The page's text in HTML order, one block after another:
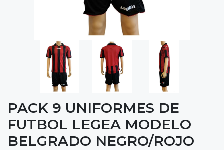
PACK 9 UNIFORMES DE
FUTBOL LEGEA MODELO
BELGRADO NEGRO/ROJO